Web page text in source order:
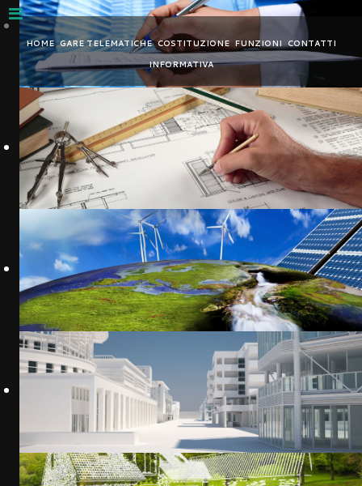
Nota:
questo
sito
Web
include
sistema
accessibilità.
HOME GARE TELEMATICHE COSTITUZIONE FUNZIONI CONTATTI
INFORMATIVA